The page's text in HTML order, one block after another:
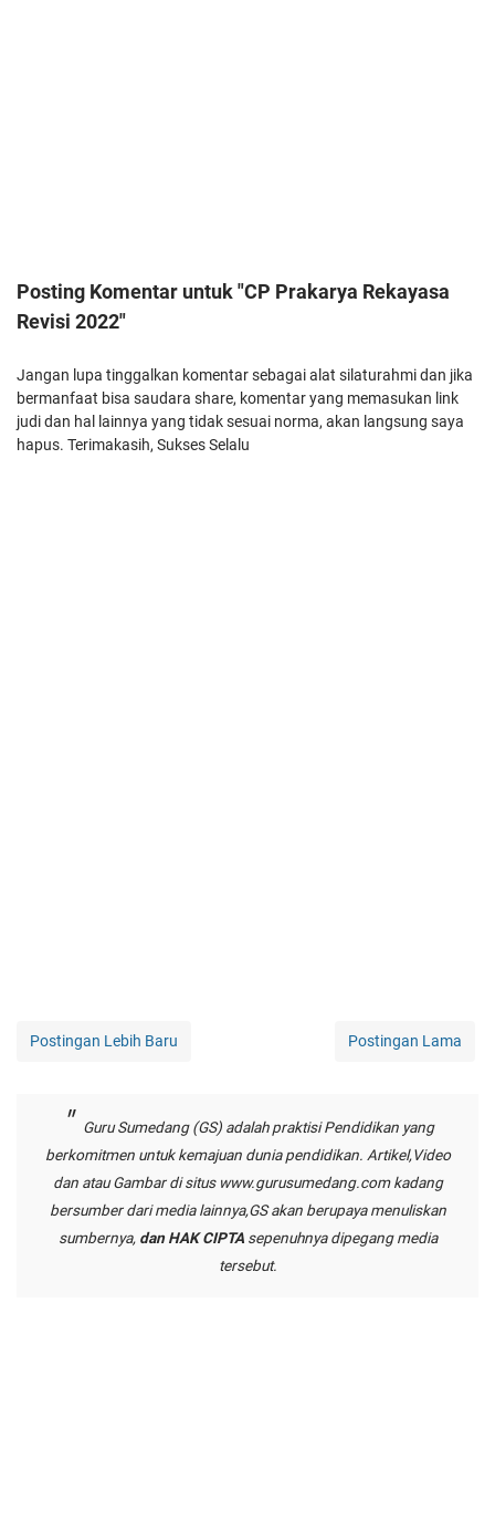
Posting Komentar untuk "CP Prakarya Rekayasa
Revisi 2022"
Jangan lupa tinggalkan komentar sebagai alat silaturahmi dan jika
bermanfaat bisa saudara share, komentar yang memasukan link
judi dan hal lainnya yang tidak sesuai norma, akan langsung saya
hapus. Terimakasih, Sukses Selalu
Postingan Lebih Baru Postingan Lama
Guru Sumedang (GS) adalah praktisi Pendidikan yang
berkomitmen untuk kemajuan dunia pendidikan. Artikel,Video
dan atau Gambar di situs www.gurusumedang.comkadang
bersumber dari media lainnya,GS akan berupaya menuliskan
sumbernya, dan HAK CIPTAsepenuhnya dipegang media
tersebut.